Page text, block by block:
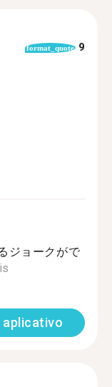
format_quote 9
ジョークがで
aplicativo